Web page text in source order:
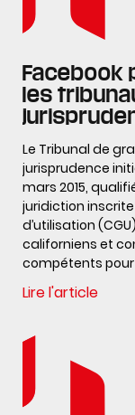
Facebook
les
Le Tribunal de
jurisprudence
mars 2015,
juridiction
d’utilisation
californiens et
compétents pour
Lire l'article